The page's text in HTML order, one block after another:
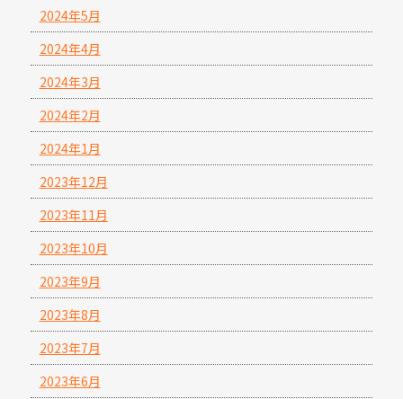
2024年5月
2024年4月
2024年3月
2024年2月
2024年1月
2023年12月
2023年11月
2023年10月
2023年9月
2023年8月
2023年7月
2023年6月